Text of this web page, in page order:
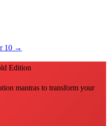
10 →
Edition
mantras to transform your